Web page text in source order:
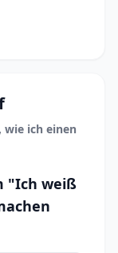
ich einen
"Ich weiß